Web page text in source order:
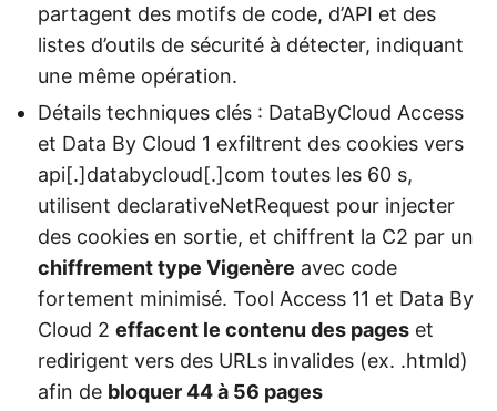
partagent des motifs de code, d’API et des
listes d’outils de sécurité à détecter, indiquant
une même opération.
Détails techniques clés : DataByCloud Access
et Data By Cloud 1 exfiltrent des cookies vers
api[.]databycloud[.]com toutes les 60 s,
utilisent declarativeNetRequest pour injecter
des cookies en sortie, et chiffrent la C2 par un
chiffrement type Vigenère avec code
fortement minimisé. Tool Access 11 et Data By
Cloud 2 effacent le contenu des pages et
redirigent vers des URLs invalides (ex. .htmld)
afin de bloquer 44 à 56 pages